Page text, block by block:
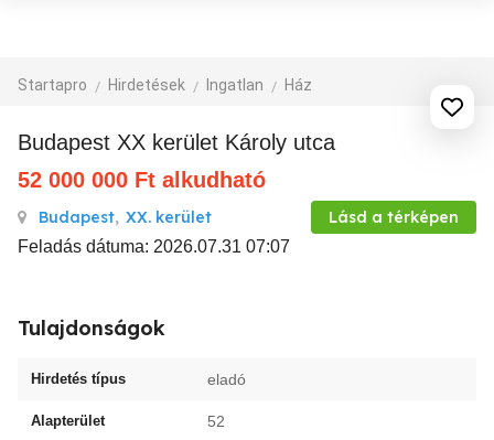
Startapro Hirdetések Ingatlan Ház
Budapest XX kerület Károly utca
52 000 000 Ft alkudható
Budapest, XX. kerület Lásd a térképen
Feladás dátuma: 2026.07.31 07:07
Tulajdonságok
Hirdetés típus eladó
Alapterület 52